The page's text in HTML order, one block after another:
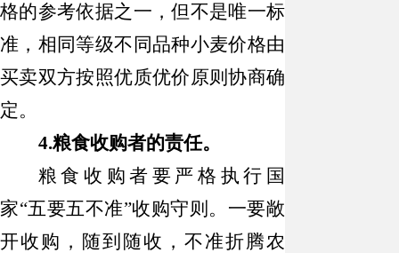
格的参考依据之一，但不是唯一标
准，相同等级不同品种小麦价格由
买卖双方按照优质优价原则协商确
定。
4.粮食收购者的责任。
粮食收购者要严格执行国
家“五要五不准”收购守则。 一要敞
开收购，随到随收，不准折腾农